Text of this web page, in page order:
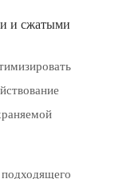
и сжатыми